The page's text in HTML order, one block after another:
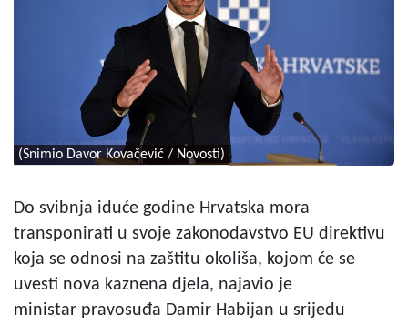
(Snimio Davor Kovačević / Novosti)
Do svibnja iduće godine Hrvatska mora
transponirati u svoje zakonodavstvo EU direktivu
koja se odnosi na zaštitu okoliša, kojom će se
uvesti nova kaznena djela, najavio je
ministar pravosuđa Damir Habijan u srijedu